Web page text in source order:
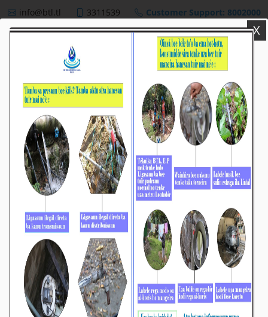
info@btl.tl 3311539 Customer Support: 8002000
Abitante Aldeia Tedibesi Asesu ona Sistema
Bee Moos
X